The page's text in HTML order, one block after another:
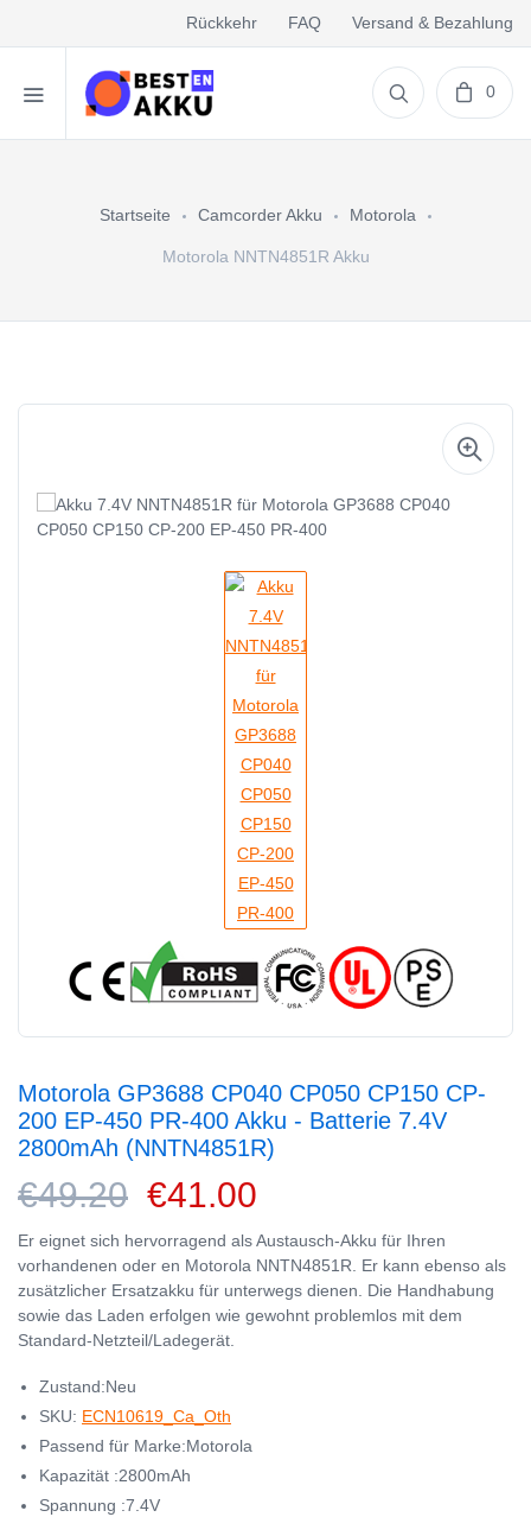
Rückkehr FAQ Versand & Bezahlung
0
Startseite Camcorder Akku Motorola
Motorola NNTN4851R Akku
Motorola GP3688 CP040 CP050 CP150 CP-
200 EP-450 PR-400 Akku - Batterie 7.4V
2800mAh (NNTN4851R)
€49.20 €41.00
Er eignet sich hervorragend als Austausch-Akku für Ihren
vorhandenen oder en Motorola NNTN4851R. Er kann ebenso als
zusätzlicher Ersatzakku für unterwegs dienen. Die Handhabung
sowie das Laden erfolgen wie gewohnt problemlos mit dem
Standard-Netzteil/Ladegerät.
Zustand:Neu
SKU: ECN10619_Ca_Oth
Passend für Marke:Motorola
Kapazität :2800mAh
Spannung :7.4V